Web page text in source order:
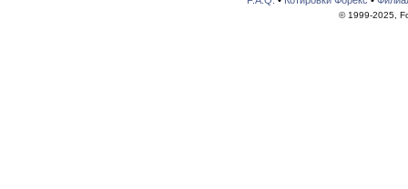
© 1999-2025,